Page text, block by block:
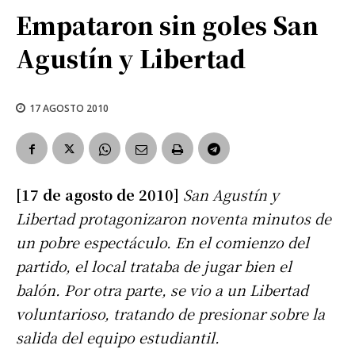
Empataron sin goles San
Agustín y Libertad
17 AGOSTO 2010
[17 de agosto de 2010] San Agustín y
Libertad protagonizaron noventa minutos de
un pobre espectáculo. En el comienzo del
partido, el local trataba de jugar bien el
balón. Por otra parte, se vio a un Libertad
voluntarioso, tratando de presionar sobre la
salida del equipo estudiantil.